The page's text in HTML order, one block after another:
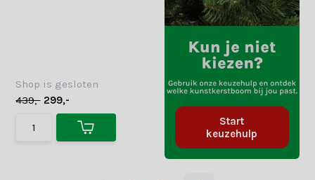
Shop is gesloten
439,- 299,-
Start
keuzehulp